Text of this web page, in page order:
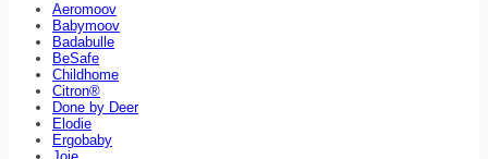
Aeromoov
Babymoov
Badabulle
BeSafe
Childhome
Citron®
Done by Deer
Elodie
Ergobaby